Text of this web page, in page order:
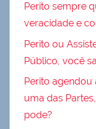
Perito sempre
veracidade e
Perito ou
Público, você
Perito
uma das
pode?